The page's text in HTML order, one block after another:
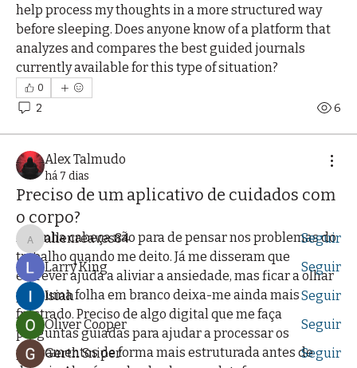
help process my thoughts in a more structured way
before sleeping. Does anyone know of a platform that
analyzes and compares the best guided journals
currently available for this type of situation?
0
2 6
Alex Talmudo
há 7 dias
Preciso de um aplicativo de cuidados com
o corpo?
A minha cabeça não para de pensar nos problemas do
trabalho quando me deito. Já me disseram que
escrever ajuda a aliviar a ansiedade, mas ficar a olhar
para uma folha em branco deixa-me ainda mais
frustrado. Preciso de algo digital que me faça
perguntas guiadas para ajudar a processar os
pensamentos de forma mais estruturada antes de
Informações
Leia Mais
membros
allenreaves84
allenreaves84
Seguir
Larry King
Seguir
Isiah
Seguir
Oliver Cooper
Seguir
Gerth Sniper
Seguir